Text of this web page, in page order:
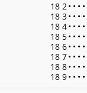
18 2• • • •
18 3• • • •
18 4• • • •
18 5• • • •
18 6• • • •
18 7• • • •
18 8• • • •
18 9• • • •